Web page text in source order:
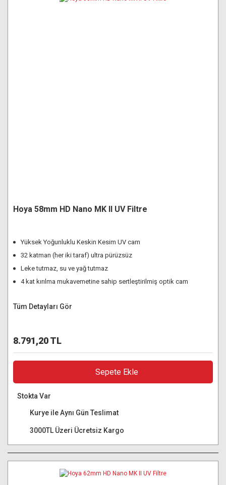
Hoya 58mm HD Nano MK II UV Filtre
Yüksek Yoğunluklu Keskin Kesim UV cam
32 katman (her iki taraf) ultra pürüzsüz
Leke tutmaz, su ve yağ tutmaz
4 kat kırılma mukavemetine sahip sertleştirilmiş optik cam
Tüm Detayları Gör
8.791,20 TL
Sepete Ekle
Stokta Var
Kurye ile Aynı Gün Teslimat
3000TL Üzeri Ücretsiz Kargo